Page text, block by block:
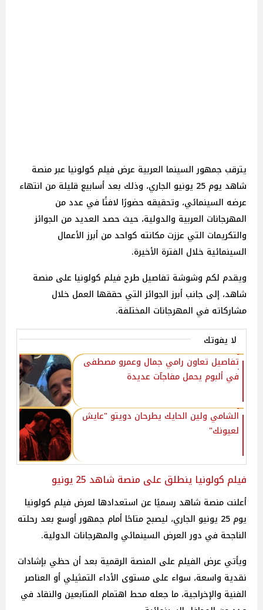
يترقب جمهور السينما العربية عرض فيلم كولونيا عبر منصة
شاهد يوم 25 يونيو الجاري، وذلك بعد أسابيع قليلة من انتهاء
عرضه السينمائي، وتحقيقه حضورًا لافتًا في عدد من
المهرجانات العربية والدولية، حيث حصد العديد من الجوائز
والتكريمات التي عززت مكانته كواحد من أبرز الأعمال
السينمائية خلال الفترة الأخيرة.
ويقدم لكم وشوشة تفاصيل طرح فيلم كولونيا على منصة
شاهد، إلى جانب أبرز الجوائز التي حققها العمل خلال
مشاركاته في المهرجانات المختلفة.
لا يفوتك
تفاصيل تعاون رامي جمال وعمرو مصطفى
في ألبوم يحمل مفاجآت عديدة
الشامي ولين الحايك يطرحان دويتو "عايش
لعيونك"
فيلم كولونيا ينطلق على منصة شاهد 25 يونيو
أعلنت منصة شاهد رسميًا عن استعدادها لعرض فيلم كولونيا
يوم 25 يونيو الجاري، ليصبح متاحًا أمام جمهور أوسع بعد رحلته
الناجحة في دور العرض السينمائي والمهرجانات الدولية.
ويأتي عرض الفيلم على المنصة الرقمية بعد أن حظي بإشادات
نقدية واسعة، سواء على مستوى الأداء التمثيلي أو العناصر
الفنية والإخراجية، ما جعله محط اهتمام المتابعين والنقاد في